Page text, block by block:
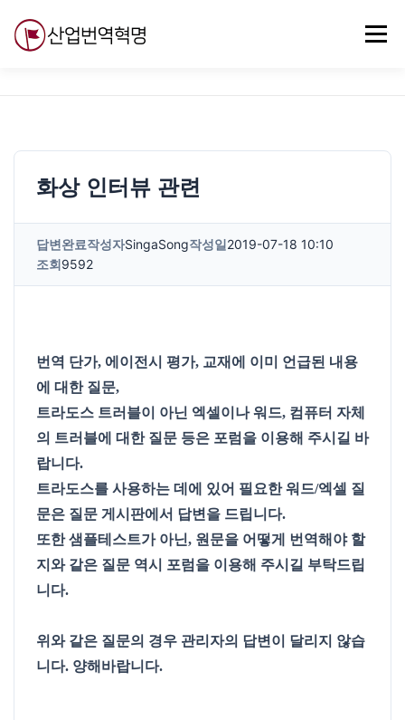
메뉴
화상 인터뷰 관련
답변완료작성자SingaSong작성일2019-07-18 10:10
조회9592
번역 단가, 에이전시 평가, 교재에 이미 언급된 내용
에 대한 질문,
트라도스 트러블이 아닌 엑셀이나 워드, 컴퓨터 자체
의 트러블에 대한 질문 등은 포럼을 이용해 주시길 바
랍니다.
트라도스를 사용하는 데에 있어 필요한 워드/엑셀 질
문은 질문 게시판에서 답변을 드립니다.
또한 샘플테스트가 아닌, 원문을 어떻게 번역해야 할
지와 같은 질문 역시 포럼을 이용해 주시길 부탁드립
니다.
위와 같은 질문의 경우 관리자의 답변이 달리지 않습
니다. 양해바랍니다.